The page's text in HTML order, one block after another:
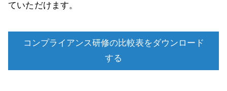
ていただけます。
コンプライアンス研修の比較表をダウンロード
する